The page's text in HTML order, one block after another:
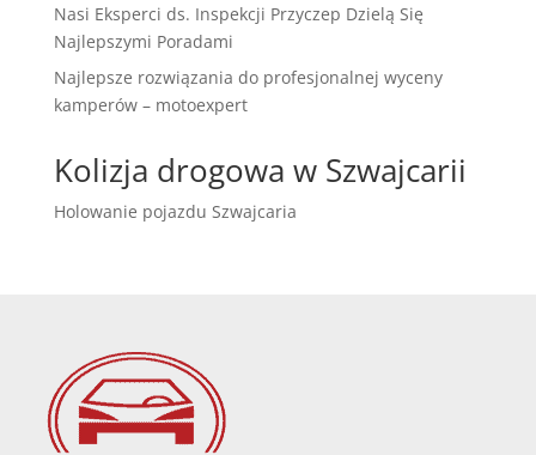
Nasi Eksperci ds. Inspekcji Przyczep Dzielą Się
Najlepszymi Poradami
Najlepsze rozwiązania do profesjonalnej wyceny
kamperów – motoexpert
Kolizja drogowa w Szwajcarii
Holowanie pojazdu Szwajcaria